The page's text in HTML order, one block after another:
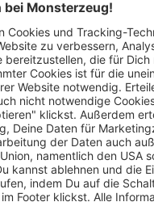
Mitglied im: